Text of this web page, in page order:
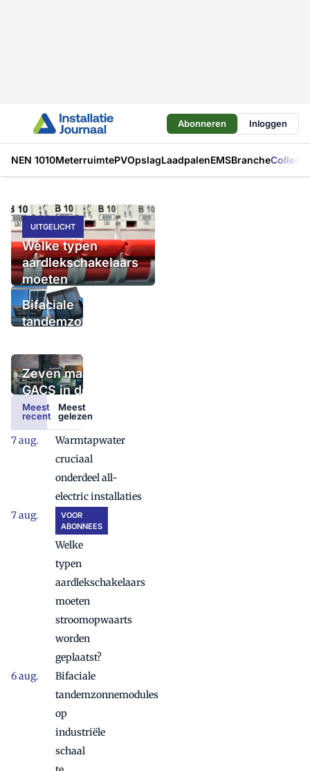
Abonneren Inloggen
NEN 1010MeterruimtePVOpslagLaadpalenEMSBranche
UITGELICHT
Welke typen
aardlekschakelaars
moeten
stroomopwaarts
worden geplaatst?
Bifaciale
tandemzonnemodules
te produceren
Zeven maanden
GACS in de
praktijk: vijf
belangrijke
aandachtspunten
Meest
recent
Meest
gelezen
Warmtapwater
cruciaal
onderdeel all-
electric installaties
VOOR
ABONNEES
Welke
typen
aardlekschakelaars
moeten
stroomopwaarts
worden
geplaatst?
Bifaciale
tandemzonnemodules
op
industriële
schaal